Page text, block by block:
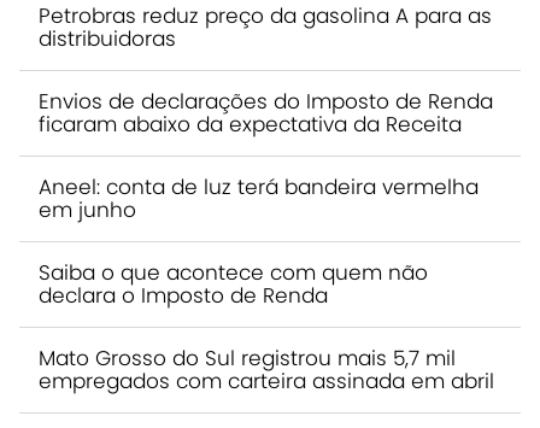
Petrobras reduz preço da gasolina A para as
distribuidoras
Envios de declarações do Imposto de Renda
ficaram abaixo da expectativa da Receita
Aneel: conta de luz terá bandeira vermelha
em junho
Saiba o que acontece com quem não
declara o Imposto de Renda
Mato Grosso do Sul registrou mais 5,7 mil
empregados com carteira assinada em abril